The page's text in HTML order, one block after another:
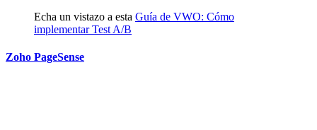
Echa un vistazo a esta Guía de VWO: Cómo
implementar Test A/B
Zoho PageSense